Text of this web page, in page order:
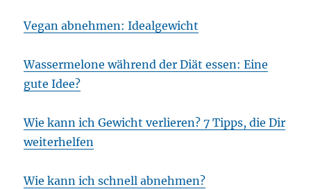
Vegan abnehmen: Idealgewicht
Wassermelone während der Diät essen: Eine
gute Idee?
Wie kann ich Gewicht verlieren? 7 Tipps, die Dir
weiterhelfen
Wie kann ich schnell abnehmen?